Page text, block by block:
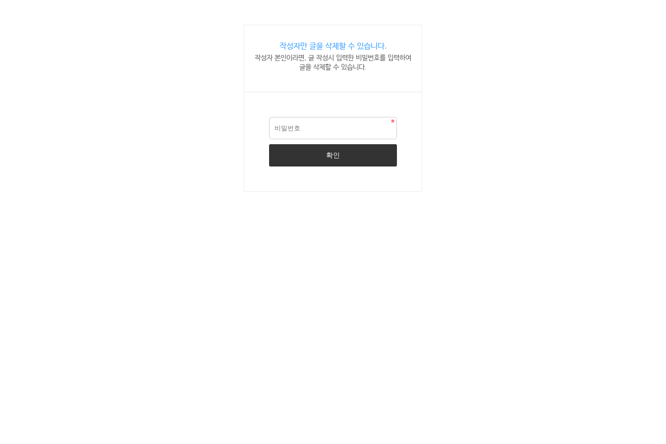
작성자만 글을 삭제할 수 있습니다.
작성자 본인이라면, 글 작성시 입력한 비밀번호를 입력하여
글을 삭제할 수 있습니다.